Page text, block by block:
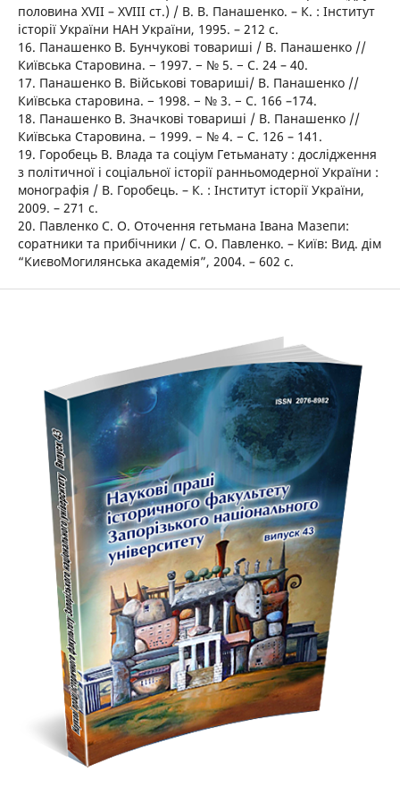
половина ХVІІ – ХVІІІ ст.) / В. В. Панашенко. – К. : Інститут
історії України НАН України, 1995. – 212 с.
16. Панашенко В. Бунчукові товариші / В. Панашенко //
Київська Старовина. − 1997. − № 5. − С. 24 – 40.
17. Панашенко В. Військові товариші/ В. Панашенко //
Київська старовина. − 1998. − № 3. − С. 166 –174.
18. Панашенко В. Значкові товариші / В. Панашенко //
Київська Старовина. − 1999. − № 4. − С. 126 – 141.
19. Горобець В. Влада та соціум Гетьманату : дослідження
з політичної і соціальної історії ранньомодерної України :
монографія / В. Горобець. – К. : Інститут історії України,
2009. – 271 с.
20. Павленко С. О. Оточення гетьмана Івана Мазепи:
соратники та прибічники / С. О. Павленко. – Київ: Вид. дім
“КиєвоМогилянська академія”, 2004. – 602 с.